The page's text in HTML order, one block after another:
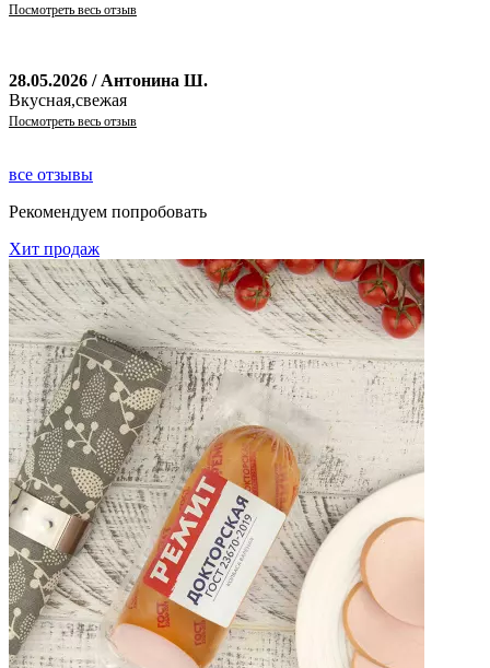
Посмотреть весь отзыв
28.05.2026 / Антонина Ш.
Вкусная,свежая
Посмотреть весь отзыв
все отзывы
Рекомендуем попробовать
Хит продаж